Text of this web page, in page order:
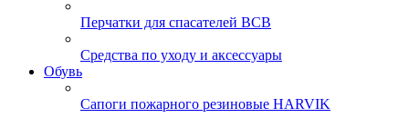
Перчатки для спасателей ВСВ
Средства по уходу и аксессуары
Обувь
Сапоги пожарного резиновые HARVIK